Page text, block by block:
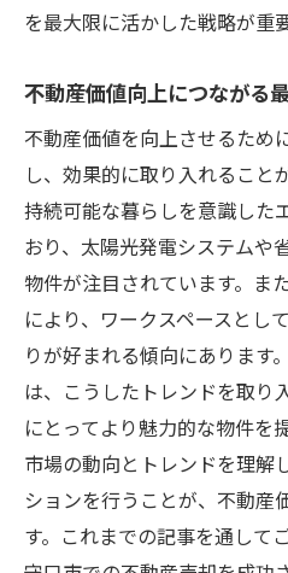
を最大限に活かした戦略が重
不動産価値向上につながる
不動産価値を向上させるため
し、効果的に取り入れること
持続可能な暮らしを意識した
おり、太陽光発電システムや
物件が注目されています。ま
により、ワークスペースとし
りが好まれる傾向にあります
は、こうしたトレンドを取り
にとってより魅力的な物件を
市場の動向とトレンドを理解
ションを行うことが、不動産
す。これまでの記事を通して